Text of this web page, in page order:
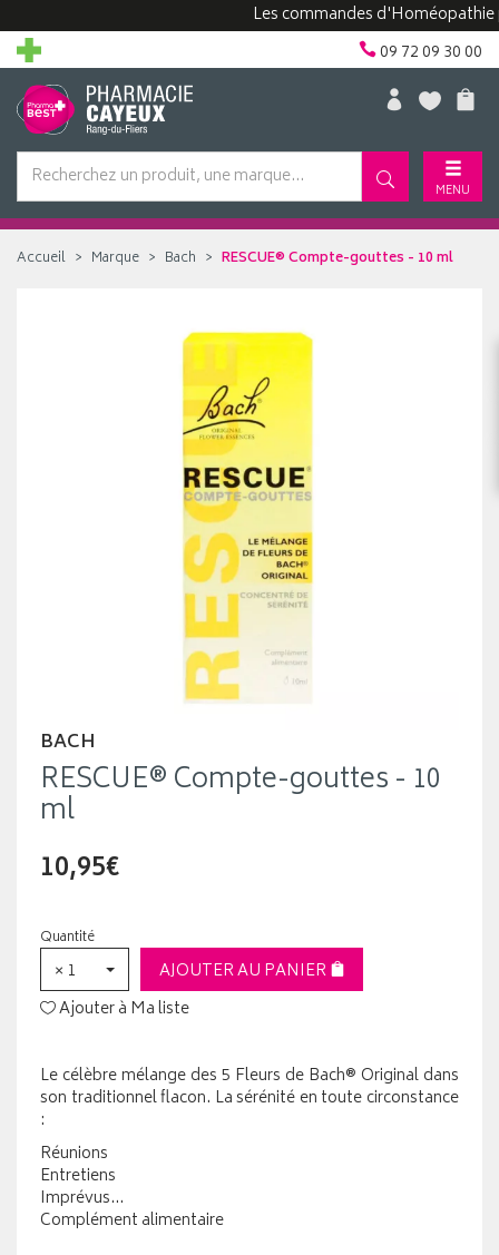
Les commandes d'Homéopathie
09 72 09 30 00
MENU
Accueil Marque Bach RESCUE® Compte-gouttes - 10 ml
BACH
RESCUE® Compte-gouttes - 10
ml
10,95€
Quantité
× 1
AJOUTER AU PANIER
Ajouter à Ma liste
Le célèbre mélange des 5 Fleurs de Bach® Original dans
son traditionnel flacon. La sérénité en toute circonstance
:
Réunions
Entretiens
Imprévus...
Complément alimentaire